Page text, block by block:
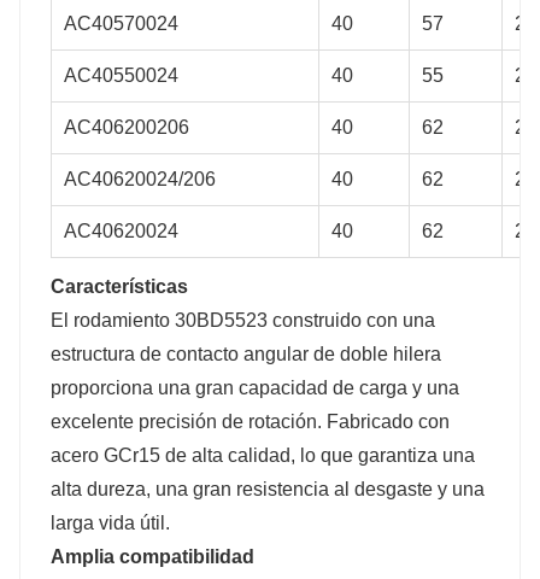
AC40570024 40 57 24
AC40550024 40 55 24
AC406200206 40 62
AC40620024/206 40 62 24
AC40620024 40 62 24
Características
El rodamiento 30BD5523 construido con una
estructura de contacto angular de doble hilera
proporciona una gran capacidad de carga y una
excelente precisión de rotación. Fabricado con
acero GCr15 de alta calidad, lo que garantiza una
alta dureza, una gran resistencia al desgaste y una
larga vida útil.
Amplia compatibilidad